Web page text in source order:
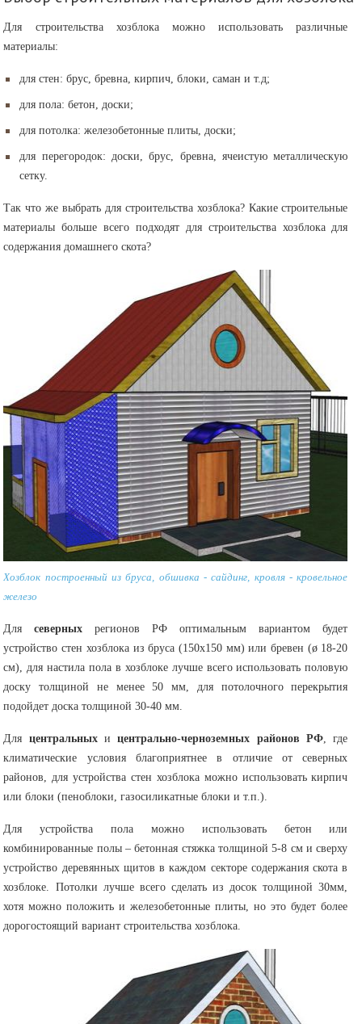
Для строительства хозблока можно использовать различные
материалы:
для стен: брус, бревна, кирпич, блоки, саман и т.д;
для пола: бетон, доски;
для потолка: железобетонные плиты, доски;
для перегородок: доски, брус, бревна, ячеистую металлическую
сетку.
Так что же выбрать для строительства хозблока? Какие строительные
материалы больше всего подходят для строительства хозблока для
содержания домашнего скота?
Хозблок построенный из бруса, обшивка - сайдинг, кровля - кровельное
железо
Длясеверных регионов РФ оптимальным вариантом будет
устройство стен хозблока из бруса (150х150 мм) или бревен (ø 18-20
см), для настила пола в хозблоке лучше всего использовать половую
доску толщиной не менее 50 мм, для потолочного перекрытия
подойдет доска толщиной 30-40 мм.
Для центральныхицентрально-черноземных районов РФ, где
климатические условия благоприятнее в отличие от северных
районов, для устройства стен хозблока можно использовать кирпич
или блоки (пеноблоки, газосиликатные блоки и т.п.).
Для устройства пола можно использовать бетон или
комбинированные полы – бетонная стяжка толщиной 5-8 см и сверху
устройство деревянных щитов в каждом секторе содержания скота в
хозблоке. Потолки лучше всего сделать из досок толщиной 30мм,
хотя можно положить и железобетонные плиты, но это будет более
дорогостоящий вариант строительства хозблока.